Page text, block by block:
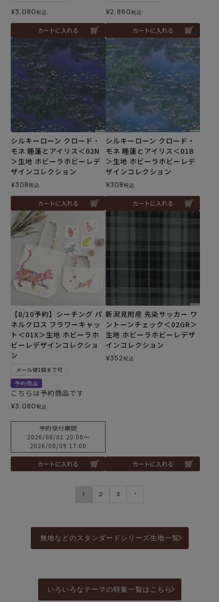
¥3,080税込
カートに入れる
¥2,860税込
カートに入れる
シルキーローン クロード・
モネ 睡蓮とアイリス＜02N
＞生地 ホビーラホビーレデ
ザインコレクション
¥308税込
カートに入れる
シルキーローン クロード・
モネ 睡蓮とアイリス＜01B
＞生地 ホビーラホビーレデ
ザインコレクション
¥308税込
カートに入れる
【8/10予約】シーチング パ
ネルクロス フラワーキャッ
ト＜01X＞生地 ホビーラホ
ビーレデザインコレクショ
ン
メール便1個まで可
予約商品
こちらは予約商品です
¥3,080税込
予約受付期間
2026/08/01 20:00〜
2026/08/09 17:00
カートに入れる
新潟見附産 先染サッカー ワ
ントーンチェック＜02GR＞
生地 ホビーラホビーレデザ
インコレクション
¥352税込
カートに入れる
1 2 3
無地などのスタンダードシリーズ生地一覧
いろいろなテーマの特集一覧はこちら